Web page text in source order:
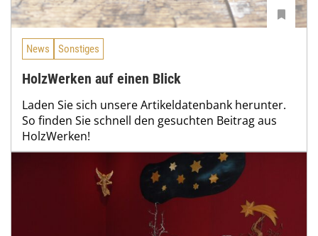
News Sonstiges
HolzWerken auf einen Blick
Laden Sie sich unsere Artikeldatenbank herunter.
So finden Sie schnell den gesuchten Beitrag aus
HolzWerken!